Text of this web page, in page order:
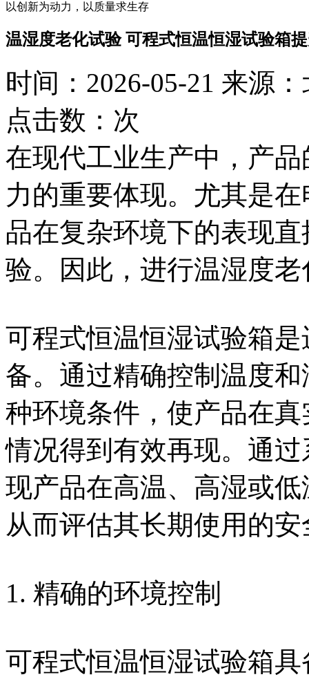
以创新为动力，以质量求生存
温湿度老化试验 可程式恒温恒湿试验箱
时间：2026-05-21 来源
点击数： 次
在现代工业生产中，产
力的重要体现。尤其是
品在复杂环境下的表现
验。因此，进行温湿度
可程式恒温恒湿试验箱
备。通过精确控制温度
种环境条件，使产品在
情况得到有效再现。通
现产品在高温、高湿或
从而评估其长期使用的
1. 精确的环境控制
可程式恒温恒湿试验箱